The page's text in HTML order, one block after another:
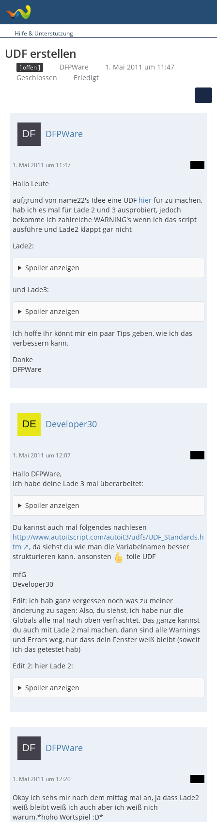
Hilfe & Unterstützung
UDF erstellen
[ offen ] DFPWare
1. Mai 2011 um 11:47
Geschlossen
Erledigt
DFPWare
1. Mai 2011 um 11:47
Hallo Leute
aufgrund von name22's Idee eine UDF hier für zu machen,
hab ich es mal für Lade 2 und 3 ausprobiert, jedoch
bekomme ich zahlreiche WARNING's wenn ich das script
ausführe und Lade2 klappt gar nicht
Lade2:
Spoiler anzeigen
und Lade3:
Spoiler anzeigen
Ich hoffe ihr könnt mir ein paar Tips geben, wie ich das
verbessern kann.
Danke
DFPWare
Developer30
1. Mai 2011 um 12:07
Hallo DFPWare,
ich habe deine Lade 3 mal überarbeitet:
Spoiler anzeigen
Du kannst auch mal folgendes nachlesen
http://www.autoitscript.com/autoit3/udfs/UDF_Standards.h
tm
, da siehst du wie man die Variabelnamen besser
strukturieren kann. ansonsten
tolle UDF
mfG
Developer30
Edit: ich hab ganz vergessen noch was zu meiner
änderung zu sagen: Also, du siehst, ich habe nur die
Globals alle mal nach oben verfrachtet. Das ganze kannst
du auch mit Lade 2 mal machen, dann sind alle Warnings
und Errors weg, nur dass dein Fenster weiß bleibt (soweit
ich das getestet hab)
Edit 2: hier Lade 2:
Spoiler anzeigen
DFPWare
1. Mai 2011 um 12:20
Okay ich sehs mir nach dem mittag mal an, ja dass Lade2
weiß bleibt weiß ich auch aber ich weiß nich
warum.*höhö Wortspiel :D*